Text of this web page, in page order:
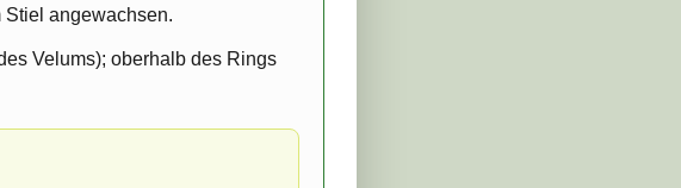
Stiel angewachsen.
Velums); oberhalb des Rings